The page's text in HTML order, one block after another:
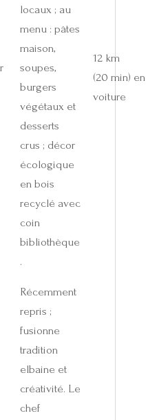
locaux ; au
menu : pâtes
maison,
soupes,
burgers
végétaux et
desserts
crus ; décor
écologique
en bois
recyclé avec
coin
bibliothèque
.
12 km
(20 min) en
voiture
Récemment
repris ;
fusionne
tradition
elbaine et
créativité. Le
chef